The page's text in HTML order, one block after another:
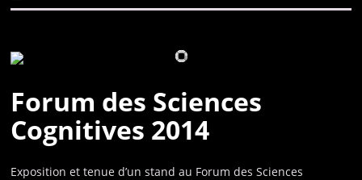
Forum des Sciences
Cognitives 2014
Exposition et tenue d’un stand au Forum des Sciences